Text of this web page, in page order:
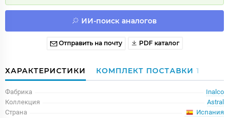
ИИ-поиск аналогов
Отправить на почту PDF каталог
ХАРАКТЕРИСТИКИ КОМПЛЕКТ ПОСТАВКИ 1
Фабрика
Inalco
Коллекция
Astral
Страна
Испания